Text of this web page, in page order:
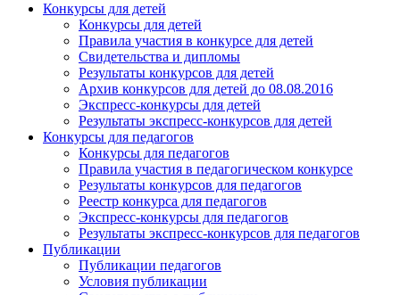
Конкурсы для детей
Конкурсы для детей
Правила участия в конкурсе для детей
Свидетельства и дипломы
Результаты конкурсов для детей
Архив конкурсов для детей до 08.08.2016
Экспресс-конкурсы для детей
Результаты экспресс-конкурсов для детей
Конкурсы для педагогов
Конкурсы для педагогов
Правила участия в педагогическом конкурсе
Результаты конкурсов для педагогов
Реестр конкурса для педагогов
Экспресс-конкурсы для педагогов
Результаты экспресс-конкурсов для педагогов
Публикации
Публикации педагогов
Условия публикации